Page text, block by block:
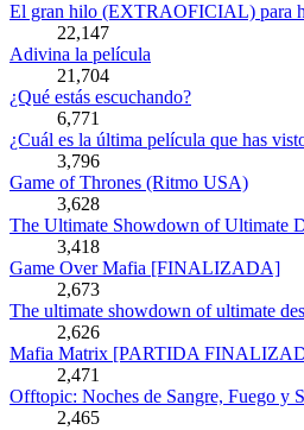
El gran hilo (EXTRAOFICIAL) para
22,147
Adivina la película
21,704
¿Qué estás escuchando?
6,771
¿Cuál es la última película que has
3,796
Game of Thrones (Ritmo USA)
3,628
The Ultimate Showdown of Ultimate
3,418
Game Over Mafia [FINALIZADA]
2,673
The ultimate showdown of ultimate
2,626
Mafia Matrix [PARTIDA
2,471
Offtopic: Noches de Sangre, Fuego y
2,465